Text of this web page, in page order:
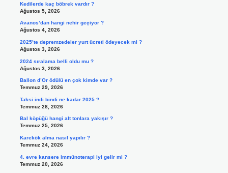
Kedilerde kaç böbrek vardır ?
Ağustos 5, 2026
Avanos’dan hangi nehir geçiyor ?
Ağustos 4, 2026
2025’te depremzedeler yurt ücreti ödeyecek mi ?
Ağustos 3, 2026
2024 sıralama belli oldu mu ?
Ağustos 3, 2026
Ballon d’Or ödülü en çok kimde var ?
Temmuz 29, 2026
Taksi indi bindi ne kadar 2025 ?
Temmuz 28, 2026
Bal köpüğü hangi alt tonlara yakışır ?
Temmuz 25, 2026
Karekök alma nasıl yapılır ?
Temmuz 24, 2026
4. evre kansere immünoterapi iyi gelir mi ?
Temmuz 20, 2026